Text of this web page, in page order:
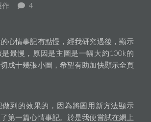
作 4
心情事記有點慢，經我研究過後，顯示
最慢，原因是主圖是一幅大約100k的
成十幾張小圖，希望有助加快顯示全頁
到的效果的，因為將圖用新方法顯示
第一篇心情事記。於是我便嘗試在網上